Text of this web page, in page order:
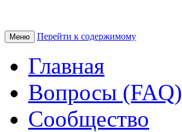
Меню Перейти к содержимому
Главная
Вопросы (FAQ)
Сообщество